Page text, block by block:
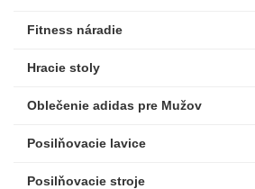
Fitness náradie
Hracie stoly
Oblečenie adidas pre Mužov
Posilňovacie lavice
Posilňovacie stroje